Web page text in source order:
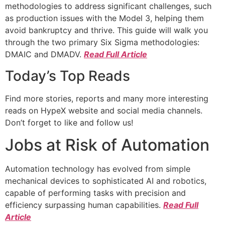
methodologies to address significant challenges, such
as production issues with the Model 3, helping them
avoid bankruptcy and thrive. This guide will walk you
through the two primary Six Sigma methodologies:
DMAIC and DMADV. Read Full Article
Today’s Top Reads
Find more stories, reports and many more interesting
reads on HypeX website and social media channels.
Don’t forget to like and follow us!
Jobs at Risk of Automation
Automation technology has evolved from simple
mechanical devices to sophisticated AI and robotics,
capable of performing tasks with precision and
efficiency surpassing human capabilities. Read Full
Article